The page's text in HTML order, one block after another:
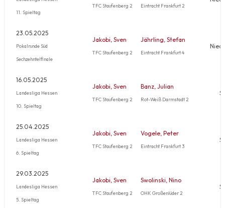
11. Spieltag
TFC Staufenberg 2 Eintracht Frankfurt 2
23.05.2025
Pokalrunde Süd
Sechzehntelfinale
Jakobi, Sven
TFC Staufenberg 2
Jährling, Stefan
Eintracht Frankfurt 4
16.05.2025
Landesliga Hessen
10. Spieltag
Jakobi, Sven
TFC Staufenberg 2
Banz, Julian
Rot-Weiß Darmstadt 2
25.04.2025
Landesliga Hessen
6. Spieltag
Jakobi, Sven
TFC Staufenberg 2
Vogele, Peter
Eintracht Frankfurt 3
29.03.2025
Landesliga Hessen
5. Spieltag
Jakobi, Sven
TFC Staufenberg 2
Swolinski, Nino
OHK Großenlüder 2